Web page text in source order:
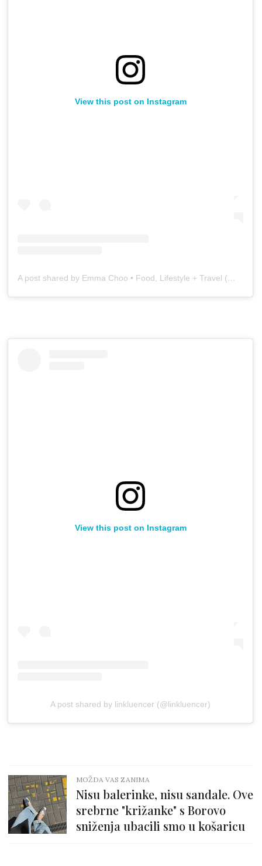
View this post on Instagram
A post shared by Emma Choo • Food, Lifestyle + Travel (@vancouverfoodie)
View this post on Instagram
A post shared by linkluencer (@linkluencer)
MOŽDA VAS ZANIMA
Nisu balerinke, nisu sandale. Ove
srebrne "križanke" s Borovo
sniženja ubacili smo u košaricu